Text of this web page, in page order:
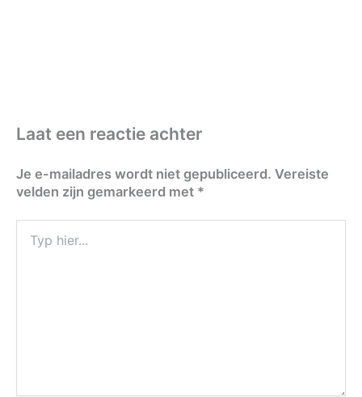
Laat een reactie achter
Je e-mailadres wordt niet gepubliceerd. Vereiste
velden zijn gemarkeerd met *
hier...